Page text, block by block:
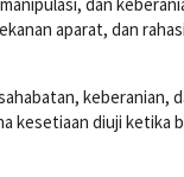
aparat, dan
keberanian,
kesetiaan diuji ketika